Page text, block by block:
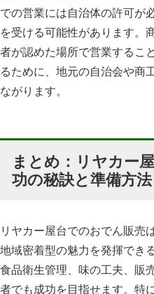
での営業には自治体の許可が
を受ける可能性があります。
者が認めた場所で営業するこ
るために、地元の自治会や商
ながります。
まとめ：リヤカー
功の秘訣と準備方法
リヤカー屋台でのおでん販売
地域密着型の魅力を発揮でき
食品衛生管理、味の工夫、販
者でも成功を目指せます。特